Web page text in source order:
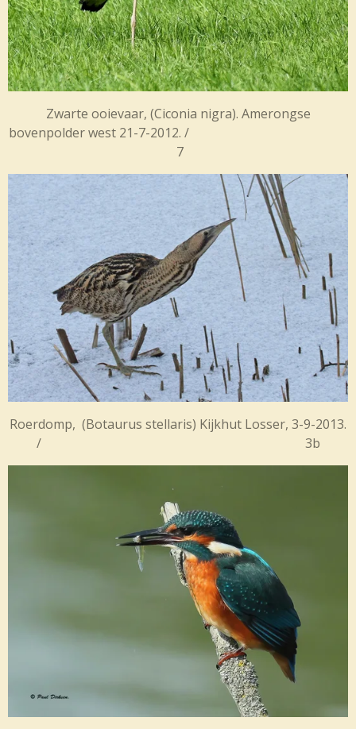
Zwarte ooievaar, (Ciconia nigra). Amerongse
bovenpolder west 21-7-2012. /
7
Roerdomp, (Botaurus stellaris) Kijkhut Losser, 3-9-2013.
/ 3b